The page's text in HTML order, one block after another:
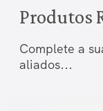
Produtos
Complete a
aliados...